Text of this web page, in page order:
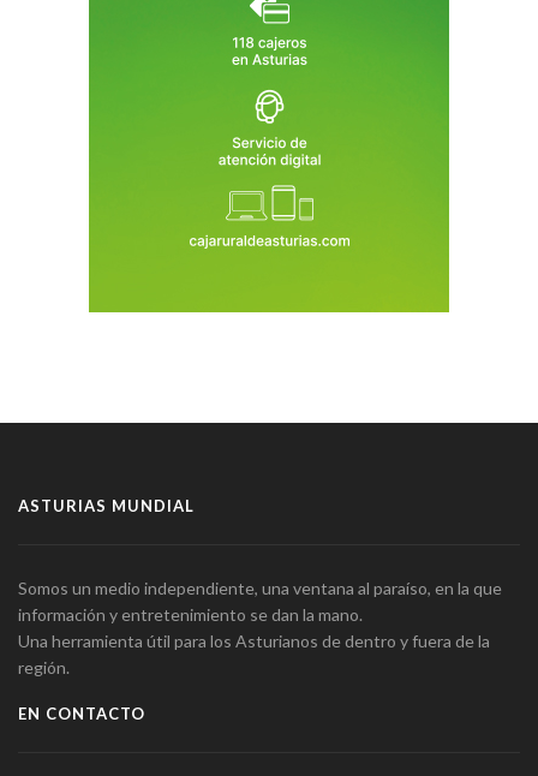
ASTURIAS MUNDIAL
Somos un medio independiente, una ventana al paraíso, en la que
información y entretenimiento se dan la mano.
Una herramienta útil para los Asturianos de dentro y fuera de la
región.
EN CONTACTO